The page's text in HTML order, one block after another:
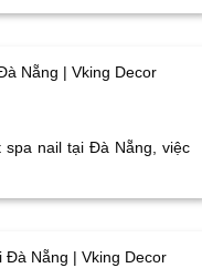
Nẵng | Vking Decor
spa nail tại Đà Nẵng, việc
Đà Nẵng | Vking Decor